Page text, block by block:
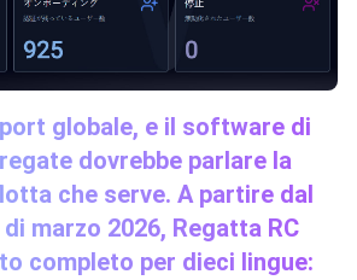
globale, e il software di
dovrebbe parlare la
che serve. A partire dal
marzo 2026, Regatta RC
completo per dieci lingue: